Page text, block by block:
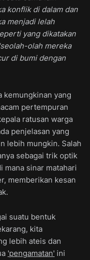
konflik di dalam dan
menjadi lelah
yang dikatakan
olah mereka
di bumi dengan
kemungkinan yang
pertempuran
ratusan warga
penjelasan yang
lebih mungkin. Salah
sebagai trik optik
mana sinar matahari
memberikan kesan
suatu bentuk
kita
lebih ateis dan
'pengamatan' ini